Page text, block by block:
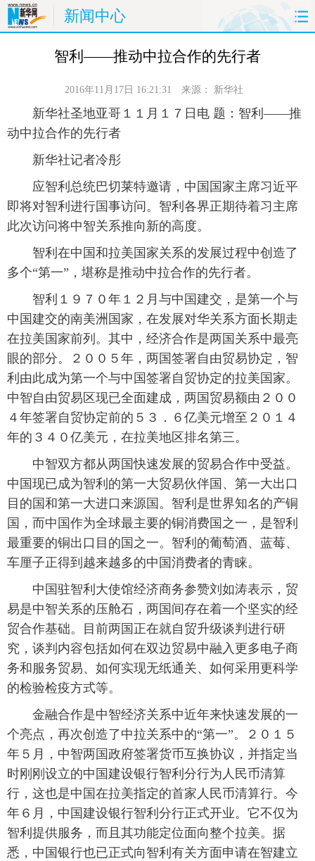
新闻中心
时政 国际
体育 人事
时尚 思客 地方
港澳 台湾
科技 能源 房产 公司
图片 视频 彩票
旅游 健康 信息化
金融 公益 军事 无人机
富媒体 摄影 新华广播
新华电视中文 新华电视英文 返回PC
智利——推动中拉合作的先行者
2016年11月17日 16:21:31 来源： 新华社
新华社圣地亚哥１１月１７日电 题：智利——推
动中拉合作的先行者
新华社记者冷彤
应智利总统巴切莱特邀请，中国国家主席习近平
即将对智利进行国事访问。智利各界正期待着习主席
此次访问将中智关系推向新的高度。
智利在中国和拉美国家关系的发展过程中创造了
多个“第一”，堪称是推动中拉合作的先行者。
智利１９７０年１２月与中国建交，是第一个与
中国建交的南美洲国家，在发展对华关系方面长期走
在拉美国家前列。其中，经济合作是两国关系中最亮
眼的部分。２００５年，两国签署自由贸易协定，智
利由此成为第一个与中国签署自贸协定的拉美国家。
中智自由贸易区现已全面建成，两国贸易额由２００
４年签署自贸协定前的５３．６亿美元增至２０１４
年的３４０亿美元，在拉美地区排名第三。
中智双方都从两国快速发展的贸易合作中受益。
中国现已成为智利的第一大贸易伙伴国、第一大出口
目的国和第一大进口来源国。智利是世界知名的产铜
国，而中国作为全球最主要的铜消费国之一，是智利
最重要的铜出口目的国之一。智利的葡萄酒、蓝莓、
车厘子正得到越来越多的中国消费者的青睐。
中国驻智利大使馆经济商务参赞刘如涛表示，贸
易是中智关系的压舱石，两国间存在着一个坚实的经
贸合作基础。目前两国正在就自贸升级谈判进行研
究，谈判内容包括如何在双边贸易中融入更多电子商
务和服务贸易、如何实现无纸通关、如何采用更科学
的检验检疫方式等。
金融合作是中智经济关系中近年来快速发展的一
个亮点，再次创造了中拉关系中的“第一”。２０１５
年５月，中智两国政府签署货币互换协议，并指定当
时刚刚设立的中国建设银行智利分行为人民币清算
行，这也是中国在拉美指定的首家人民币清算行。今
年６月，中国建设银行智利分行正式开业。它不仅为
智利提供服务，而且其功能定位面向整个拉美。据
悉，中国银行也已正式向智利有关方面申请在智建立